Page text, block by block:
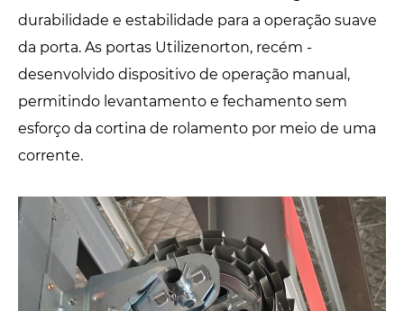
durabilidade e estabilidade para a operação suave
da porta. As portas Utilizenorton, recém -
desenvolvido dispositivo de operação manual,
permitindo levantamento e fechamento sem
esforço da cortina de rolamento por meio de uma
corrente.